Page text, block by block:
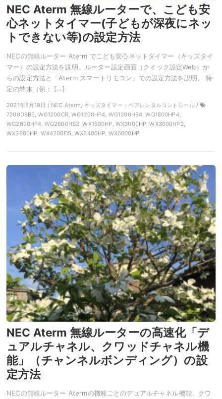
NEC Aterm 無線ルーターで、こども安
心ネットタイマー(子どもが深夜にネッ
トできない等)の設定方法
NECの無線ルーター Aterm でこども安心ネットタイマー（キッズタイ
マー）の設定方法を説明。ルーター設定画面（クイック設定Web）か
らの設定方法と「Aterm スマートリモコン」での設定方法を説明。 特
定の端末（例： […]
2021年5月19日 / NEC Aterm, キッズタイマー・ペアレンタルコントロール /
7200D8BE, WG1200CR, WG1200HP4, WG1200HS4, WG1800HP4,
WG2600HP4, WG2600HS2, WX1500HP, WX3000HP, WX3000HP2,
WX3600HP, WX4200D5, WX5400HP, WX6000HP
NEC Aterm 無線ルーターの高速化「デ
ュアルチャネル、クワッドチャネル機
能」（チャンネルボンディング）の設
定方法
NECの無線ルーター Atermの機種ごとのデュアルチャネル機能、クワ